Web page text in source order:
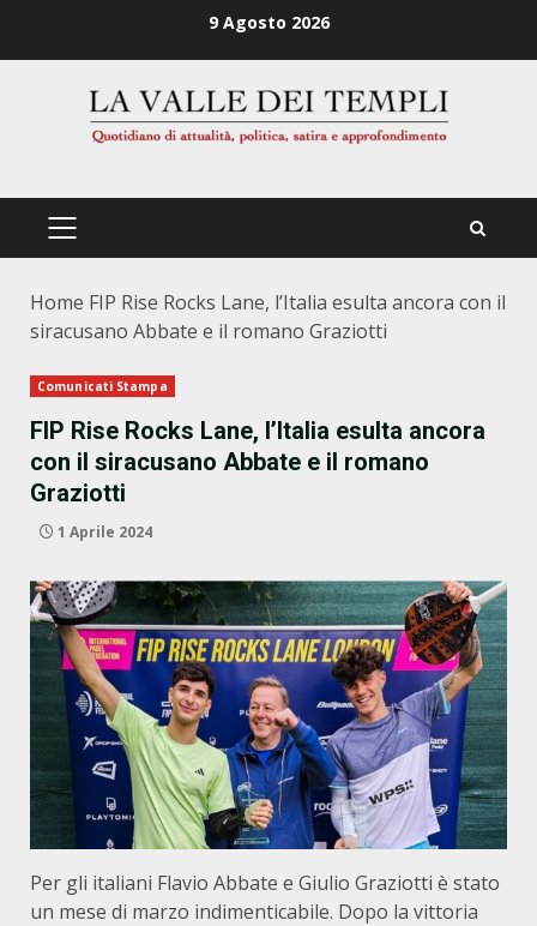
9 Agosto 2026
PRIMÄRES
Home FIP Rise Rocks Lane, l’Italia esulta ancora con il
siracusano Abbate e il romano Graziotti
Comunicati Stampa
FIP Rise Rocks Lane, l’Italia esulta ancora
con il siracusano Abbate e il romano
Graziotti
1 Aprile 2024
Per gli italiani Flavio Abbate e Giulio Graziotti è stato
un mese di marzo indimenticabile. Dopo la vittoria